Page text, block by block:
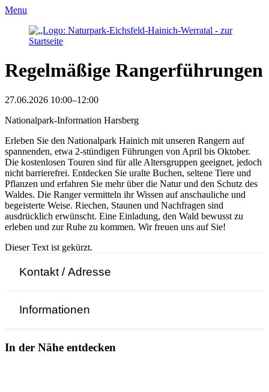
Menu
Regelmäßige Rangerführungen
27.06.2026 10:00–12:00
Nationalpark-Information Harsberg
Erleben Sie den Nationalpark Hainich mit unseren Rangern auf
spannenden, etwa 2-stündigen Führungen von April bis Oktober.
Die kostenlosen Touren sind für alle Altersgruppen geeignet, jedoch
nicht barrierefrei. Entdecken Sie uralte Buchen, seltene Tiere und
Pflanzen und erfahren Sie mehr über die Natur und den Schutz des
Waldes. Die Ranger vermitteln ihr Wissen auf anschauliche und
begeisterte Weise. Riechen, Staunen und Nachfragen sind
ausdrücklich erwünscht. Eine Einladung, den Wald bewusst zu
erleben und zur Ruhe zu kommen. Wir freuen uns auf Sie!
Dieser Text ist gekürzt.
Kontakt / Adresse
Informationen
In der Nähe entdecken